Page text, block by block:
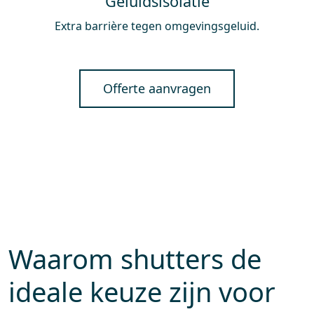
Extra barrière tegen omgevingsgeluid.
Offerte aanvragen
Waarom shutters de
ideale keuze zijn voor